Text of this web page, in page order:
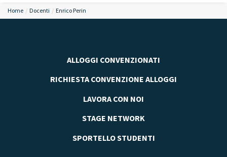
Home Docenti Enrico Perin
ALLOGGI CONVENZIONATI
RICHIESTA CONVENZIONE ALLOGGI
LAVORA CON NOI
STAGE NETWORK
SPORTELLO STUDENTI